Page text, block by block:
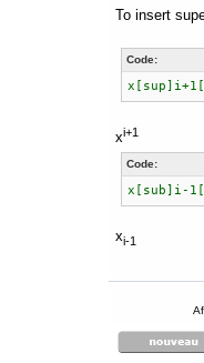
To insert
Code:
xi+1
Code:
x[sub]i-
xi-1